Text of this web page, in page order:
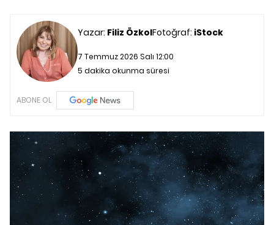
Yazar: Filiz ÖzkolFotoğraf: iStock
7 Temmuz 2026 Salı 12:00
5 dakika okunma süresi
ABONE OL